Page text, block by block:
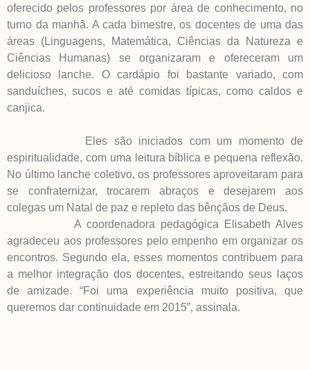
oferecido pelos professores por área de conhecimento, no
turno da manhã. A cada bimestre, os docentes de uma das
áreas (Linguagens, Matemática, Ciências da Natureza e
Ciências Humanas) se organizaram e ofereceram um
delicioso lanche. O cardápio foi bastante variado, com
sanduíches, sucos e até comidas típicas, como caldos e
canjica.
Eles são iniciados com um momento de
espiritualidade, com uma leitura bíblica e pequena reflexão.
No último lanche coletivo, os professores aproveitaram para
se confraternizar, trocarem abraços e desejarem aos
colegas um Natal de paz e repleto das bênçãos de Deus.
A coordenadora pedagógica Elisabeth Alves
agradeceu aos professores pelo empenho em organizar os
encontros. Segundo ela, esses momentos contribuem para
a melhor integração dos docentes, estreitando seus laços
de amizade. “Foi uma experiência muito positiva, que
queremos dar continuidade em 2015”, assinala.